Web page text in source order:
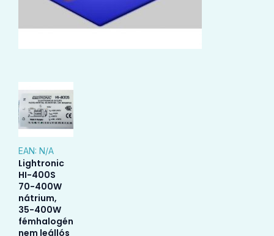
EAN: N/A
Lightronic
HI-400S
70-400W
nátrium,
35-400W
fémhalogén
nem leállós